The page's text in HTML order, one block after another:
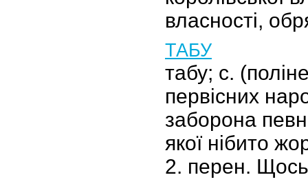
власності,
ТАБУ
табу; с.
первісних
заборона
якої нібито
2. перен.